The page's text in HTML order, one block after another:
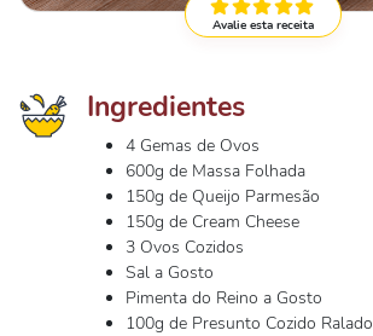
Avalie esta receita
Ingredientes
4 Gemas de Ovos
600g de Massa Folhada
150g de Queijo Parmesão
150g de Cream Cheese
3 Ovos Cozidos
Sal a Gosto
Pimenta do Reino a Gosto
100g de Presunto Cozido Ralado